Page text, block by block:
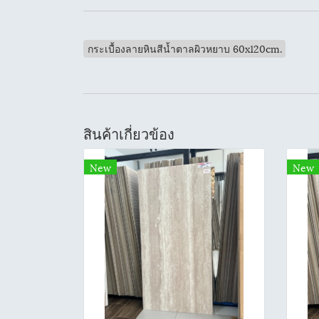
กระเบื้องลายหินสีน้ำตาลผิวหยาบ 60x120cm.
สินค้าเกี่ยวข้อง
New New